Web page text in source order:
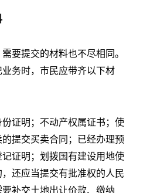
要提交的材料也不尽相同。
务时，市民应带齐以下材
证明；不动产权属证书；使
提交买卖合同；已经办理预
证明；划拨国有建设用地使
还应当提交有批准权的人民
补交土地出让价款、缴纳